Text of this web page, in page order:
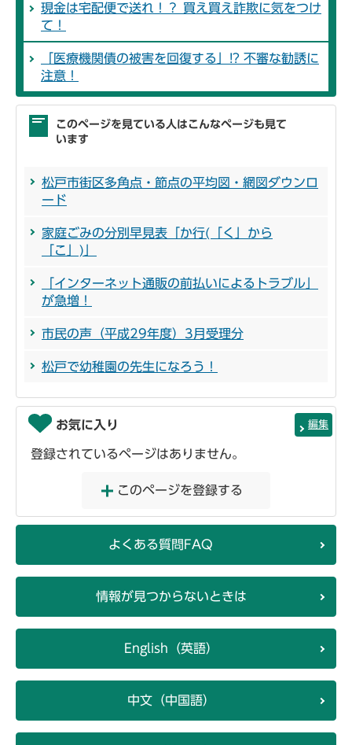
現金は宅配便で送れ！？ 買え買え詐欺に気をつけ
て！
「医療機関債の被害を回復する」!? 不審な勧誘に
注意！
このページを見ている人はこんなページも見て
います
松戸市街区多角点・節点の平均図・網図ダウンロ
ード
家庭ごみの分別早見表「か行(「く」から
「こ」)」
「インターネット通販の前払いによるトラブル」
が急増！
市民の声（平成29年度）3月受理分
松戸で幼稚園の先生になろう！
お気に入り 編集
登録されているページはありません。
このページを登録する
よくある質問FAQ
情報が見つからないときは
English（英語）
中文（中国語）